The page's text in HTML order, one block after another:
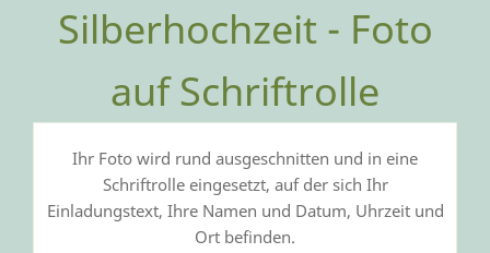
Silberhochzeit - Foto
auf Schriftrolle
Ihr Foto wird rund ausgeschnitten und in eine
Schriftrolle eingesetzt, auf der sich Ihr
Einladungstext, Ihre Namen und Datum, Uhrzeit und
Ort befinden.